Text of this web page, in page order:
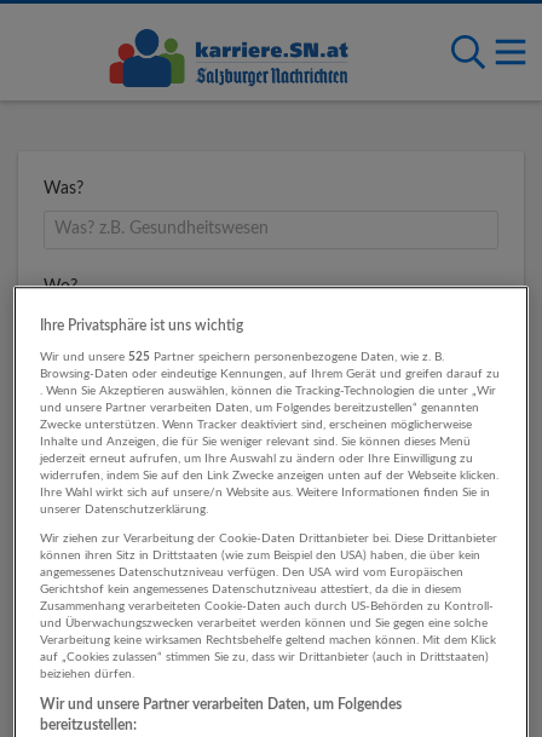
Was?
Wo?
Umkreis
1 Werbung und
Marktforschung
Betriebswirtschaftslehre /
Ihre Privatsphäre ist uns wichtig
Wir und unsere 525 Partner speichern personenbezogene Daten, wie z. B.
Browsing-Daten oder eindeutige Kennungen, auf Ihrem Gerät und greifen darauf zu
. Wenn Sie Akzeptieren auswählen, können die Tracking-Technologien die unter „Wir
und unsere Partner verarbeiten Daten, um Folgendes bereitzustellen“ genannten
Zwecke unterstützen. Wenn Tracker deaktiviert sind, erscheinen möglicherweise
Inhalte und Anzeigen, die für Sie weniger relevant sind. Sie können dieses Menü
jederzeit erneut aufrufen, um Ihre Auswahl zu ändern oder Ihre Einwilligung zu
widerrufen, indem Sie auf den Link Zwecke anzeigen unten auf der Webseite klicken.
Ihre Wahl wirkt sich auf unsere/n Website aus. Weitere Informationen finden Sie in
unserer Datenschutzerklärung.
Wir ziehen zur Verarbeitung der Cookie-Daten Drittanbieter bei. Diese Drittanbieter
können ihren Sitz in Drittstaaten (wie zum Beispiel den USA) haben, die über kein
angemessenes Datenschutzniveau verfügen. Den USA wird vom Europäischen
Gerichtshof kein angemessenes Datenschutzniveau attestiert, da die in diesem
Zusammenhang verarbeiteten Cookie-Daten auch durch US-Behörden zu Kontroll-
und Überwachungszwecken verarbeitet werden können und Sie gegen eine solche
Verarbeitung keine wirksamen Rechtsbehelfe geltend machen können. Mit dem Klick
auf „Cookies zulassen“ stimmen Sie zu, dass wir Drittanbieter (auch in Drittstaaten)
beiziehen dürfen.
Wir und unsere Partner verarbeiten Daten, um Folgendes
bereitzustellen: